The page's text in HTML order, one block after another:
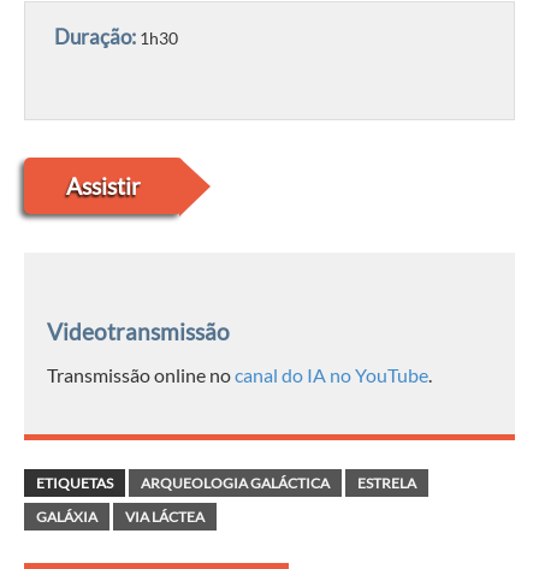
Duração: 1h30
Assistir
Videotransmissão
Transmissão online nocanal do IA no YouTube
ETIQUETAS ARQUEOLOGIA GALÁCTICA
ESTRELA
GALÁXIA
VIA LÁCTEA